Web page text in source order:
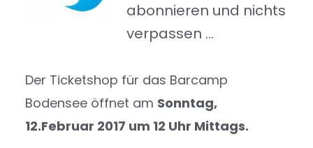
abonnieren und nichts
verpassen …
Der Ticketshop für das Barcamp
Bodensee öffnet am Sonntag,
12.Februar 2017 um 12 Uhr Mittags.